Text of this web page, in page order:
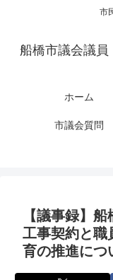
市
船橋市議会議
ホーム
市議会質問
【議事録】
工事契約と職
育の推進につ